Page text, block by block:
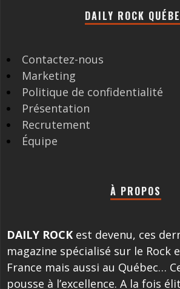
DAILY ROCK
Contactez-nous
Marketing
Politique de confidentialité
Présentation
Recrutement
Équipe
À PROPOS
DAILY ROCK est devenu, ces
magazine spécialisé sur le Rock
France mais aussi au Québec…
pousse à l’excellence. A la fois